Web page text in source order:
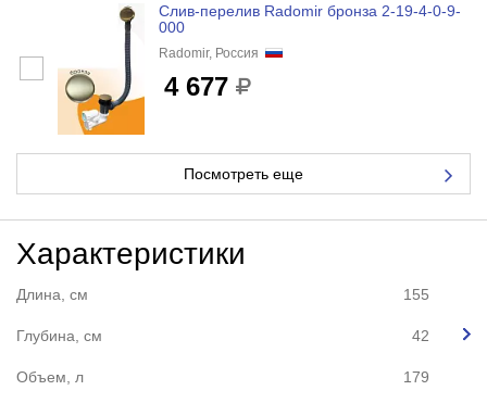
Слив-перелив Radomir бронза 2-19-4-0-9-
000
Radomir, Россия
4 677
Посмотреть еще
Характеристики
Длина, см 155
Глубина, см 42
Объем, л 179